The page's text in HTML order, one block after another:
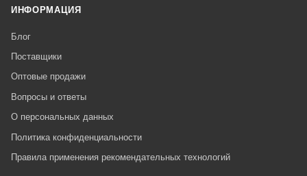
ИНФОРМАЦИЯ
Блог
Поставщики
Оптовые продажи
Вопросы и ответы
О персональных данных
Политика конфиденциальности
Правила применения рекомендательных технологий